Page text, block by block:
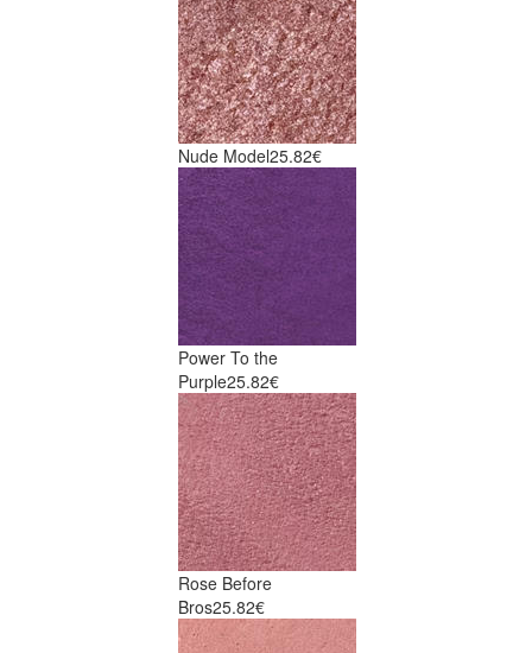
Nude Model25.82€
Power To the
Purple25.82€
Rose Before
Bros25.82€